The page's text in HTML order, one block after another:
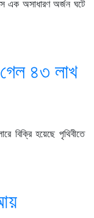
এক অসাধারণ অর্জন ঘটে
৪৩ লাখ
বিক্রি হয়েছে পৃথিবীতে